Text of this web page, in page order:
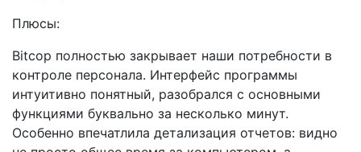
Плюсы:
Bitcop полностью закрывает наши потребности в
контроле персонала. Интерфейс программы
интуитивно понятный, разобрался с основными
функциями буквально за несколько минут.
Особенно впечатлила детализация отчетов: видно